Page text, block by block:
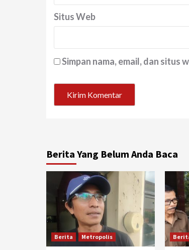
Situs Web
Simpan nama, email, dan situs
Berita Yang Belum Anda Baca
Berita Metropolis